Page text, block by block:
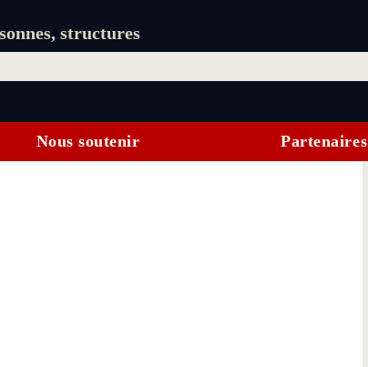
structures
Nous soutenir Partenaires